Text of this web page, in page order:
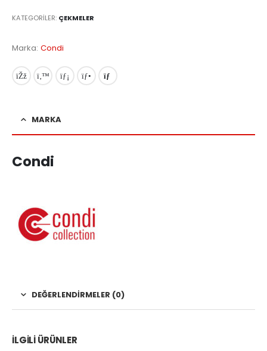
KATEGORILER: ÇEKMELER
Marka: Condi
MARKA
Condi
DEĞERLENDIRMELER (0)
İLGILI ÜRÜNLER